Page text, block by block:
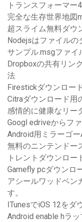
トランスフォーマー
完全な生存世界地図
超スライム無料ダウ
Nodejsはファイル
サンプル.msgファイ
Dropboxの共有リン
法
Firestickダウンロー
Citraダウンロード用
感情的に健康なリー
Googl edriveからフ
Android用ミラーゴ
無料のニンテンドー
トレントダウンロー
Gamefly pcダウンロ
アシールワッドベン
す。
ITunesでiOS 12をダ
Android enable hラ